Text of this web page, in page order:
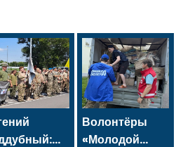
Волонтёры
«Молодой